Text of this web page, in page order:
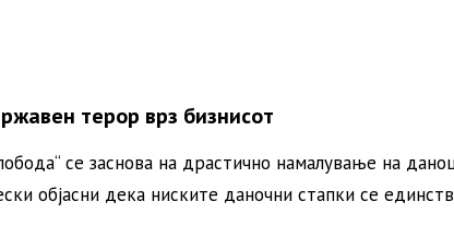
терор врз бизнисот
се заснова на драстично намалување на
објасни дека ниските даночни стапки се